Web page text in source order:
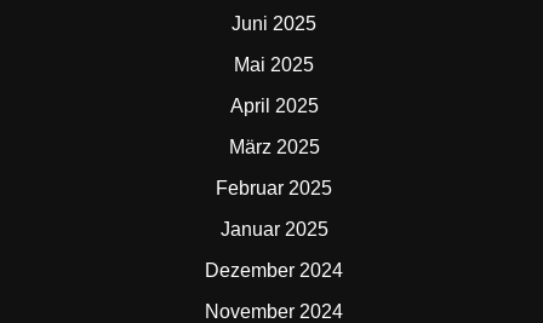
Juni 2025
Mai 2025
April 2025
März 2025
Februar 2025
Januar 2025
Dezember 2024
November 2024